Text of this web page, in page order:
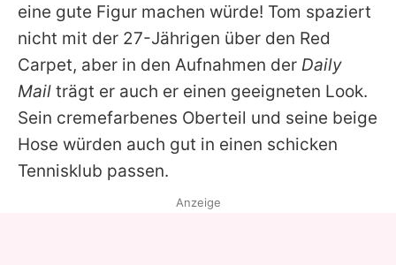
eine gute Figur machen würde! Tom spaziert
nicht mit der 27-Jährigen über den Red
Carpet, aber in den Aufnahmen der Daily
Mail trägt er auch er einen geeigneten Look.
Sein cremefarbenes Oberteil und seine beige
Hose würden auch gut in einen schicken
Tennisklub passen.
Anzeige